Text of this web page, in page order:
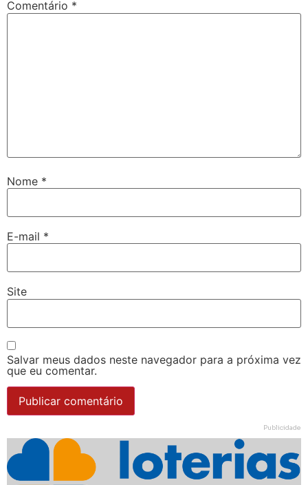
Comentário *
Nome *
E-mail *
Site
Salvar meus dados neste navegador para a próxima vez
que eu comentar.
Publicidade